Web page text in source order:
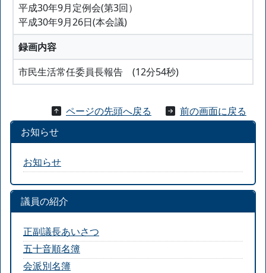
平成30年9月定例会(第3回）
平成30年9月26日(本会議)
録画内容
市民生活常任委員長報告 (12分54秒)
ページの先頭へ戻る
前の画面に戻る
お知らせ
お知らせ
議員の紹介
正副議長あいさつ
五十音順名簿
会派別名簿